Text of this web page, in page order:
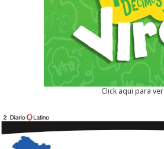
Click aqui para ver